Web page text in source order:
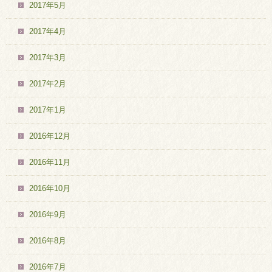
2017年5月
2017年4月
2017年3月
2017年2月
2017年1月
2016年12月
2016年11月
2016年10月
2016年9月
2016年8月
2016年7月